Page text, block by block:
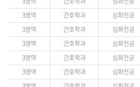
3영역
간호학과 심화전공
3영역
간호학과 심화전공
3영역
간호학과 심화전공
3영역
간호학과 심화전공
3영역
간호학과 심화전공